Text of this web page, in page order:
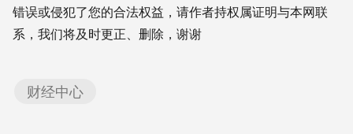
错误或侵犯了您的合法权益，请作者持权属证明与本网联
系，我们将及时更正、删除，谢谢
财经中心